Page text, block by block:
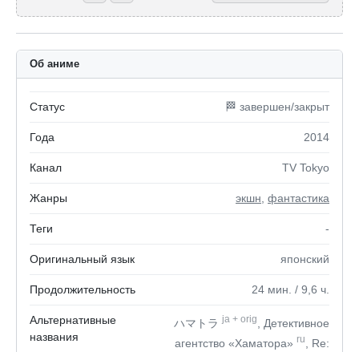
Об аниме
Статус 🏁 завершен/закрыт
Года 2014
Канал TV Tokyo
Жанры экшн фантастика
Теги -
Оригинальный язык японский
Продолжительность 24 мин. / 9,6 ч.
Альтернативные
названия
ハマトラja + orig
, Детективное
агентство «Хаматора» ru
, Re: